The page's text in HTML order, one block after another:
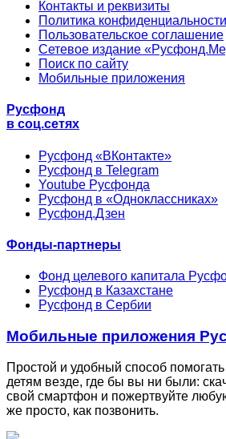
Контакты и реквизиты
Политика конфиденциальности
Пользовательское соглашение
Сетевое издание
Поиск по сайту
Мобильные приложения
Русфонд
в соц.сетях
Русфонд «ВКонтакте»
Русфонд в Telegram
Youtube Русфонда
Русфонд в «Одноклассниках»
Русфонд.Дзен
Фонды-партнеры
Фонд целевого капитала
Русфонд в Казахстане
Русфонд в Сербии
Мобильные приложения
Простой и удобный способ
детям везде, где бы вы ни были:
свой смартфон и пожертвуйте
же просто, как позвонить.